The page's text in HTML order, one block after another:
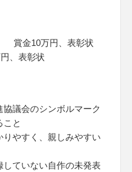
賞金10万円、表彰状
、表彰状
議会のシンボルマーク
と
やすく、親しみやすい
ていない自作の未発表